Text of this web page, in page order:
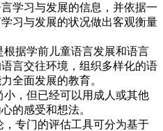
学习与发展的信息，并依据一
习与发展的状况做出客观衡量
据学前儿童语言发展和语言
言交往环境，组织多样化的语
全面发展的教育。
，但已经可以用成人或其他
的感受和想法。
专门的评估工具可分为基于